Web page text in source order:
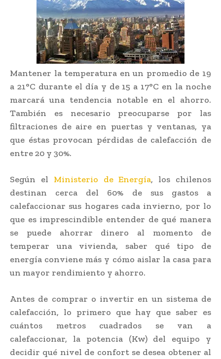
Mantener la temperatura en un promedio de 19
a 21°C durante el día y de 15 a 17°C en la noche
marcará una tendencia notable en el ahorro.
También es necesario preocuparse por las
filtraciones de aire en puertas y ventanas, ya
que éstas provocan pérdidas de calefacción de
entre 20 y 30%.
Según el Ministerio de Energía, los chilenos
destinan cerca del 60% de sus gastos a
calefaccionar sus hogares cada invierno, por lo
que es imprescindible entender de qué manera
se puede ahorrar dinero al momento de
temperar una vivienda, saber qué tipo de
energía conviene más y cómo aislar la casa para
un mayor rendimiento y ahorro.
Antes de comprar o invertir en un sistema de
calefacción, lo primero que hay que saber es
cuántos metros cuadrados se van a
calefaccionar, la potencia (Kw) del equipo y
decidir qué nivel de confort se desea obtener al